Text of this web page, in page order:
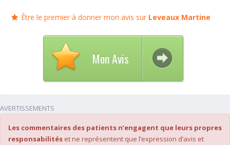
Être le premier à donner mon avis sur Leveaux Martine
Mon Avis
AVERTISSEMENTS
Les commentaires des patients n’engagent que leurs propres
responsabilités et ne représentent que l’expression d’avis et